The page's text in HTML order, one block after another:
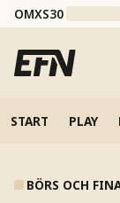
OMXS30
START PLAY
BÖRS OCH